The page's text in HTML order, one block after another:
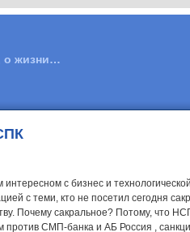
о жизни…
с бизнес и
с теми, кто не посетил сегодня
Почему сакральное? Потому, что
против СМП-банка и АБ Россия ,